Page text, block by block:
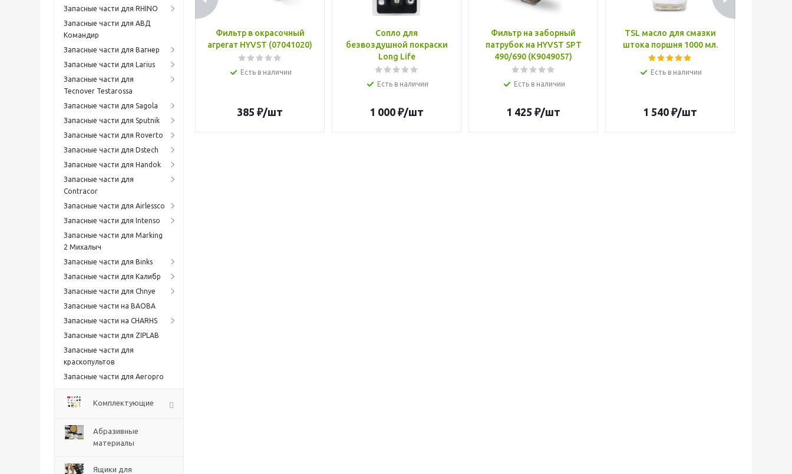
Запасные части для RHINO
Запасные части для АВД
Командир
Запасные части для Вагнер
Запасные части для Larius
Запасные части для
Tecnover Testarossa
Запасные части для Sagola
Запасные части для Sputnik
Запасные части для Roverto
Запасные части для Dstech
Запасные части для Handok
Запасные части для
Contracor
Запасные части для Airlessco
Запасные части для Intenso
Запасные части для Marking
2 Михалыч
Запасные части для Binks
Запасные части для Калибр
Запасные части для Chnye
Запасные части на BAOBA
Запасные части на CHARHS
Запасные части для ZIPLAB
Запасные части для
краскопультов
Запасные части для Aeropro
Комплектующие
Абразивные
материалы
Ящики для
Фильтр в окрасочный
агрегат HYVST (07041020)
Есть в наличии
385 ₽/шт
Сопло для
безвоздушной покраски
Long Life
Есть в наличии
1 000 ₽/шт
Фильтр на заборный
патрубок на HYVST SPT
490/690 (K9049057)
Есть в наличии
1 425 ₽/шт
TSL масло для смазки
штока поршня 1000 мл.
Есть в наличии
1 540 ₽/шт